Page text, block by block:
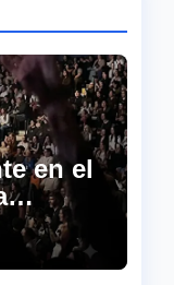
en el
las